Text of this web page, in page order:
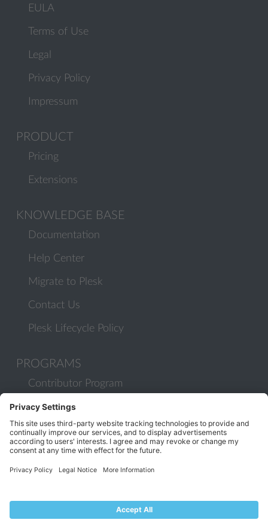
EULA
Terms of Use
Legal
Privacy Policy
Impressum
PRODUCT
Pricing
Extensions
KNOWLEDGE BASE
Documentation
Help Center
Migrate to Plesk
Contact Us
Plesk Lifecycle Policy
PROGRAMS
Contributor Program
Partner Program
COMMUNITY